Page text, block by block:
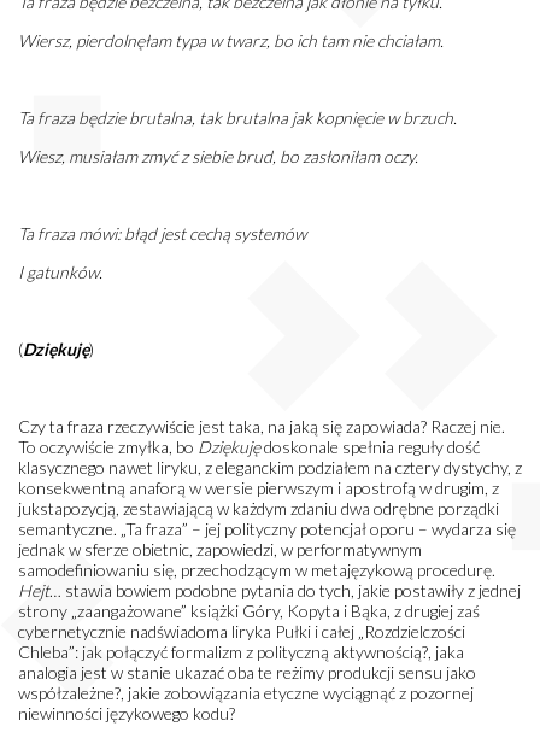
Wiersz, pierdolnęłam typa w twarz, bo ich tam nie chciałam.
Ta fraza będzie brutalna, tak brutalna jak kopnięcie w brzuch.
Wiesz, musiałam zmyć z siebie brud, bo zasłoniłam oczy.
Ta fraza mówi: błąd jest cechą systemów
I gatunków.
(Dziękuję)
Czy ta fraza rzeczywiście jest taka, na jaką się zapowiada? Raczej nie.
To oczywiście zmyłka, bo Dziękujędoskonale spełnia reguły dość
klasycznego nawet liryku, z eleganckim podziałem na cztery dystychy, z
konsekwentną anaforą w wersie pierwszym i apostrofą w drugim, z
jukstapozycją, zestawiającą w każdym zdaniu dwa odrębne porządki
semantyczne. „Ta fraza” – jej polityczny potencjał oporu – wydarza się
jednak w sferze obietnic, zapowiedzi, w performatywnym
samodefiniowaniu się, przechodzącym w metajęzykową procedurę.
Hejt… stawia bowiem podobne pytania do tych, jakie postawiły z jednej
strony „zaangażowane” książki Góry, Kopyta i Bąka, z drugiej zaś
cybernetycznie nadświadoma liryka Pułki i całej „Rozdzielczości
Chleba”: jak połączyć formalizm z polityczną aktywnością?, jaka
analogia jest w stanie ukazać oba te reżimy produkcji sensu jako
współzależne?, jakie zobowiązania etyczne wyciągnąć z pozornej
niewinności językowego kodu?